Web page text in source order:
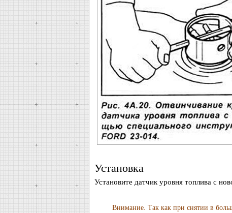
Установка
Установите датчик уровня топлива с
Внимание. Tак как при снятии в